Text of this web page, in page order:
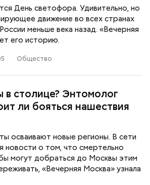
День светофора. Удивительно, но
движение во всех странах
меньше века назад. «Вечерняя
его историю.
Общество
в столице? Энтомолог
ли бояться нашествия
осваивают новые регионы. В сети
новости о том, что смертельно
могут добраться до Москвы этим
«Вечерняя Москва» узнала